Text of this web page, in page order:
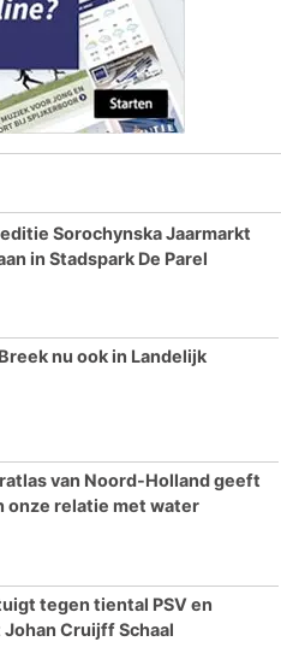
Sorochynska Jaarmarkt
in Stadspark De Parel
nu ook in Landelijk
van Noord-Holland geeft
onze relatie met water
tegen tiental PSV en
Cruijff Schaal